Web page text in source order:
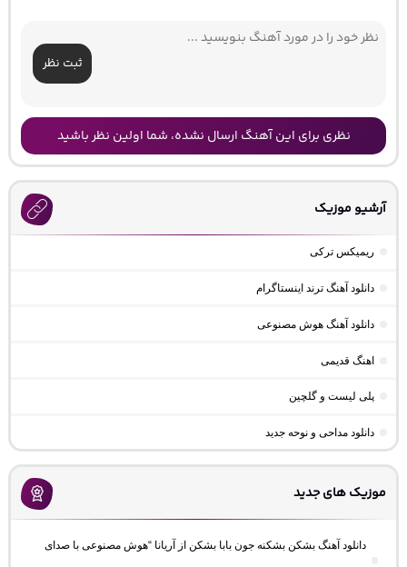
ثبت نظر
نظری برای این آهنگ ارسال نشده، شما اولین نظر باشید
آرشیو موزیک
ریمیکس ترکی
دانلود آهنگ ترند اینستاگرام
دانلود آهنگ هوش مصنوعی
اهنگ قدیمی
پلی لیست و گلچین
دانلود مداحی و نوحه جدید
موزیک های جدید
دانلود آهنگ بشکن بشکنه جون بابا بشکن از آریانا “هوش مصنوعی با صدای